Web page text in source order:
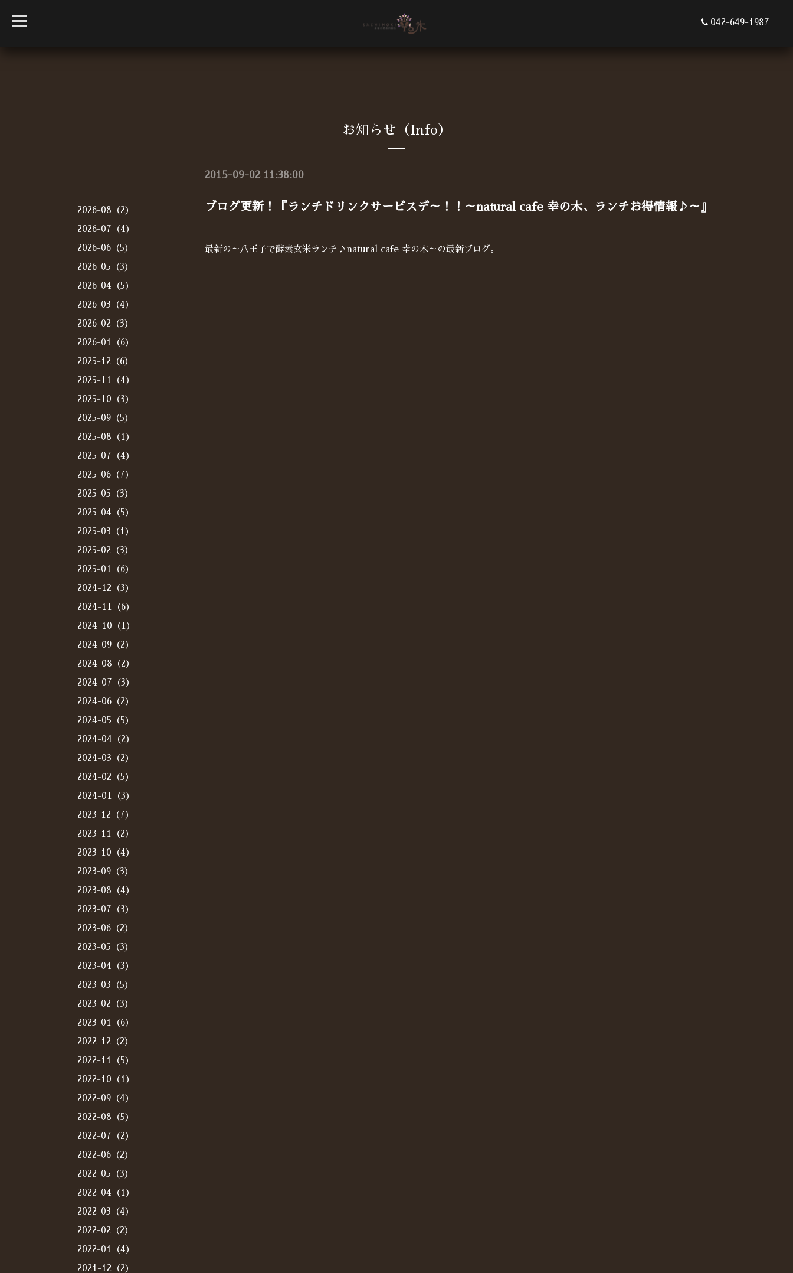
t
o
042-649-1987
お知らせ（Info）
2015-09-02 11:38:00
ブログ更新！『ランチドリンクサービスデ～！！～natural cafe 幸の木、ランチお得情報♪～』
最新の ～八王子で酵素玄米ランチ♪natural cafe 幸の木～ の最新ブログ。
2026-08（2）
2026-07（4）
2026-06（5）
2026-05（3）
2026-04（5）
2026-03（4）
2026-02（3）
2026-01（6）
2025-12（6）
2025-11（4）
2025-10（3）
2025-09（5）
2025-08（1）
2025-07（4）
2025-06（7）
2025-05（3）
2025-04（5）
2025-03（1）
2025-02（3）
2025-01（6）
2024-12（3）
2024-11（6）
2024-10（1）
2024-09（2）
2024-08（2）
2024-07（3）
2024-06（2）
2024-05（5）
2024-04（2）
2024-03（2）
2024-02（5）
2024-01（3）
2023-12（7）
2023-11（2）
2023-10（4）
2023-09（3）
2023-08（4）
2023-07（3）
2023-06（2）
2023-05（3）
2023-04（3）
2023-03（5）
2023-02（3）
2023-01（6）
2022-12（2）
2022-11（5）
2022-10（1）
2022-09（4）
2022-08（5）
2022-07（2）
2022-06（2）
2022-05（3）
2022-04（1）
2022-03（4）
2022-02（2）
2022-01（4）
2021-12（2）